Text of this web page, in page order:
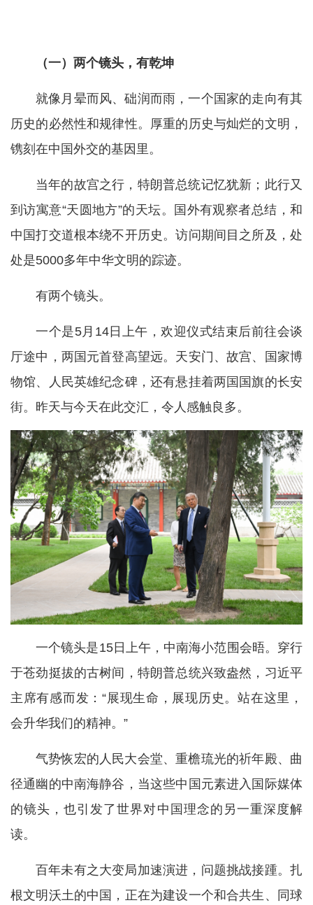
（一）两个镜头，有乾坤
就像月晕而风、础润而雨，一个国家的走向有其
历史的必然性和规律性。厚重的历史与灿烂的文明，
镌刻在中国外交的基因里。
当年的故宫之行，特朗普总统记忆犹新；此行又
到访寓意“天圆地方”的天坛。国外有观察者总结，和
中国打交道根本绕不开历史。访问期间目之所及，处
处是5000多年中华文明的踪迹。
有两个镜头。
一个是5月14日上午，欢迎仪式结束后前往会谈
厅途中，两国元首登高望远。天安门、故宫、国家博
物馆、人民英雄纪念碑，还有悬挂着两国国旗的长安
街。昨天与今天在此交汇，令人感触良多。
一个镜头是15日上午，中南海小范围会晤。穿行
于苍劲挺拔的古树间，特朗普总统兴致盎然，习近平
主席有感而发：“展现生命，展现历史。站在这里，
会升华我们的精神。”
气势恢宏的人民大会堂、重檐琉光的祈年殿、曲
径通幽的中南海静谷，当这些中国元素进入国际媒体
的镜头，也引发了世界对中国理念的另一重深度解
读。
百年未有之大变局加速演进，问题挑战接踵。扎
根文明沃土的中国，正在为建设一个和合共生、同球